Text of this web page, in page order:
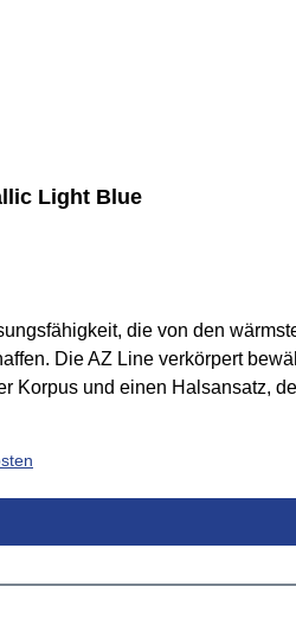
Light Blue
die von den
Die AZ Line verkörpert
Korpus und einen Halsansatz,
Steg
Locking Machine
Custom